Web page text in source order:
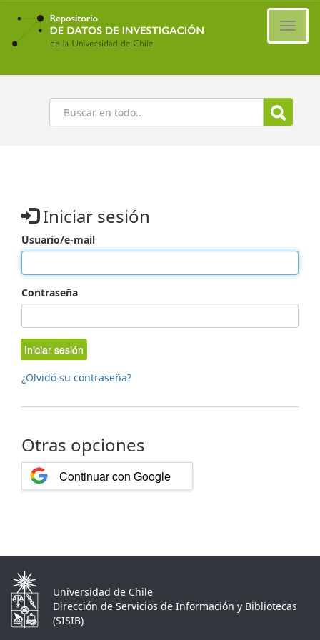
Ir
contenido
principal
Buscar
Iniciar sesión
Usuario/e-mail
Contraseña
Iniciar sesión
¿Olvidó su contraseña?
Otras opciones
Continuar con Google
Universidad de Chile
Dirección de Servicios de Información y Bibliotecas
(SISIB)